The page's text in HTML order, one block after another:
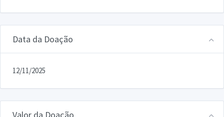
Data da Doação
12/11/2025
Valor da Doação